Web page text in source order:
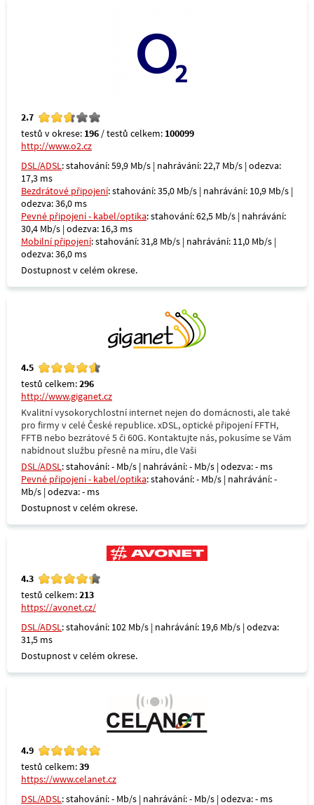
2.7
testů v okrese: 196 / testů celkem: 100099
http://www.o2.cz
DSL/ADSL: stahování: 59,9 Mb/s | nahrávání: 22,7 Mb/s | odezva:
17,3 ms
Bezdrátové připojení: stahování: 35,0 Mb/s | nahrávání: 10,9 Mb/s |
odezva: 36,0 ms
Pevné připojení - kabel/optika: stahování: 62,5 Mb/s | nahrávání:
30,4 Mb/s | odezva: 16,3 ms
Mobilní připojení: stahování: 31,8 Mb/s | nahrávání: 11,0 Mb/s |
odezva: 36,0 ms
Dostupnost v celém okrese.
4.5
testů celkem:296
http://www.giganet.cz
Kvalitní vysokorychlostní internet nejen do domácnosti, ale také
pro firmy v celé České republice. xDSL, optické připojení FFTH,
FFTB nebo bezrátové 5 či 60G. Kontaktujte nás, pokusíme se Vám
nabídnout službu přesně na míru, dle Vaši
DSL/ADSL: stahování: - Mb/s | nahrávání: - Mb/s | odezva: - ms
Pevné připojení - kabel/optika: stahování: - Mb/s | nahrávání: -
Mb/s | odezva: - ms
Dostupnost v celém okrese.
4.3
testů celkem:213
https://avonet.cz/
DSL/ADSL: stahování: 102 Mb/s | nahrávání: 19,6 Mb/s | odezva:
31,5 ms
Dostupnost v celém okrese.
4.9
testů celkem:39
https://www.celanet.cz
DSL/ADSL: stahování: - Mb/s | nahrávání: - Mb/s | odezva: - ms